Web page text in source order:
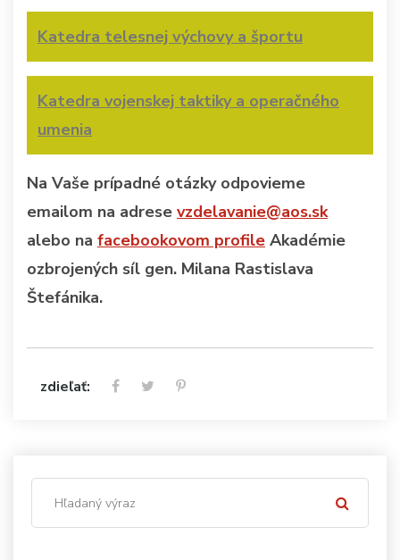
Katedra telesnej výchovy a športu
Katedra vojenskej taktiky a operačného
umenia
Na Vaše prípadné otázky odpovieme
emailom na adrese vzdelavanie@aos.sk
alebo na facebookovom profile Akadémie
ozbrojených síl gen. Milana Rastislava
Štefánika.
zdieľať: